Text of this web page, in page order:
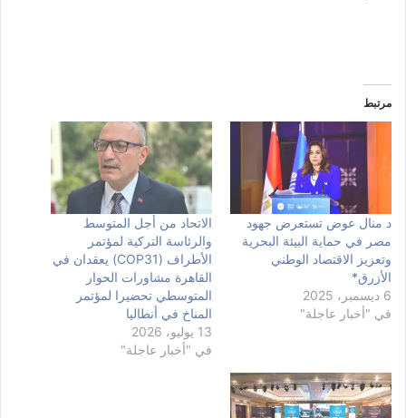
مرتبط
د منال عوض تستعرض جهود
مصر في حماية البيئة البحرية
وتعزيز الاقتصاد الوطني
الأزرق*
6 ديسمبر، 2025
في "أخبار عاجلة"
الاتحاد من أجل المتوسط
والرئاسة التركية لمؤتمر
الأطراف (COP31) يعقدان في
القاهرة مشاورات الحوار
المتوسطي تحضيرا لمؤتمر
المناخ في أنطاليا
13 يوليو، 2026
في "أخبار عاجلة"